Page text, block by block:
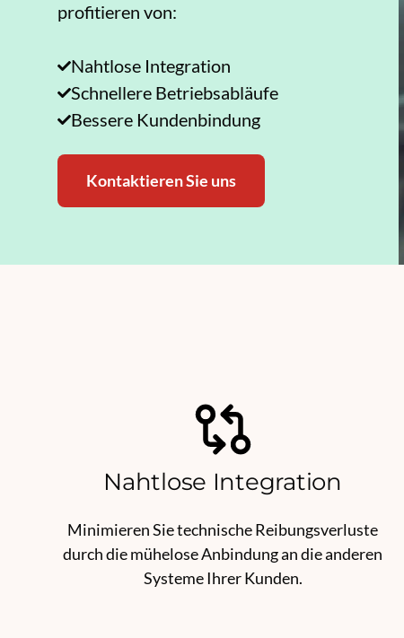
profitieren von:
Nahtlose Integration
Schnellere Betriebsabläufe
Bessere Kundenbindung
Kontaktieren Sie uns
Nahtlose Integration
Minimieren Sie technische Reibungsverluste
durch die mühelose Anbindung an die anderen
Systeme Ihrer Kunden.